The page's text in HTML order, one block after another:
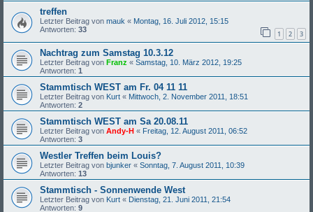
treffen
Letzter Beitrag von mauk « Montag, 16. Juli 2012, 15:15
Antworten: 33 1 2 3
Nachtrag zum Samstag 10.3.12
Letzter Beitrag von Franz « Samstag, 10. März 2012, 19:25
Antworten: 1
Stammtisch WEST am Fr. 04 11 11
Letzter Beitrag von Kurt « Mittwoch, 2. November 2011, 18:51
Antworten: 2
Stammtisch WEST am Sa 20.08.11
Letzter Beitrag von Andy-H « Freitag, 12. August 2011, 06:52
Antworten: 3
Westler Treffen beim Louis?
Letzter Beitrag von bjunker « Sonntag, 7. August 2011, 10:39
Antworten: 13
Stammtisch - Sonnenwende West
Letzter Beitrag von Kurt « Dienstag, 21. Juni 2011, 21:54
Antworten: 9